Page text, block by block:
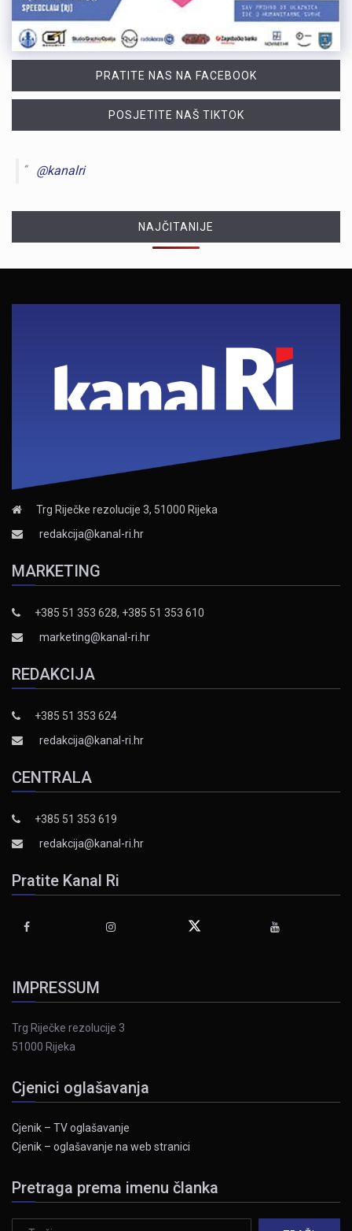
PRATITE NAS NA FACEBOOK
POSJETITE NAŠ TIKTOK
@kanalri
NAJČITANIJE
Trg Riječke rezolucije 3, 51000 Rijeka
redakcija@kanal-ri.hr
MARKETING
+385 51 353 628, +385 51 353 610
marketing@kanal-ri.hr
REDAKCIJA
+385 51 353 624
redakcija@kanal-ri.hr
CENTRALA
+385 51 353 619
redakcija@kanal-ri.hr
Pratite Kanal Ri
IMPRESSUM
Trg Riječke rezolucije 3
51000 Rijeka
Cjenici oglašavanja
Cjenik – TV oglašavanje
Cjenik – oglašavanje na web stranici
Pretraga prema imenu članka